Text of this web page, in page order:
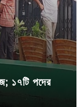
১৭টি পদের